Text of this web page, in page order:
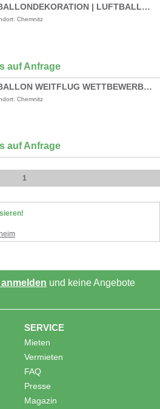
LUFTBALLONDEKORATION | LUFTBALLONS
Chemnitz
auf Anfrage
LUFTBALLON WEITFLUG WETTBEWERB | LUFTBALLONS
Chemnitz
auf Anfrage
1
und keine Angebote
SERVICE
Mieten
Vermieten
FAQ
Presse
Magazin